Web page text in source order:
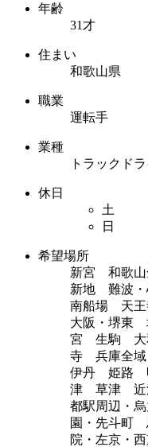
年齢
31才
住まい
和歌山県
職業
運転手
業種
トラックド
休日
土
日
希望場所
新宮 和歌
新地 難波
南船場 天
大阪・堺
宮 生駒 大
寺 兵庫全
伊丹 姫路
津 草津 近
都駅周辺・
園・先斗町
院・左京・